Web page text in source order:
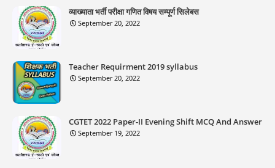
व्याख्याता भर्ती परीक्षा गणित विषय सम्पूर्ण सिलेबस
September 20, 2022
Teacher Requirment 2019 syllabus
September 20, 2022
CGTET 2022 Paper-II Evening Shift MCQ And Answer
September 19, 2022